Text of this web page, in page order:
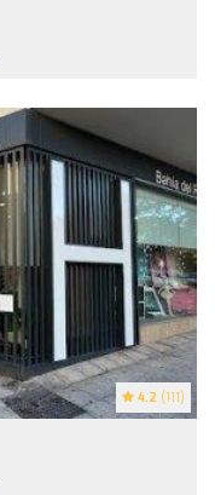
4.2 (111)